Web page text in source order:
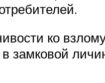
ко
замковой